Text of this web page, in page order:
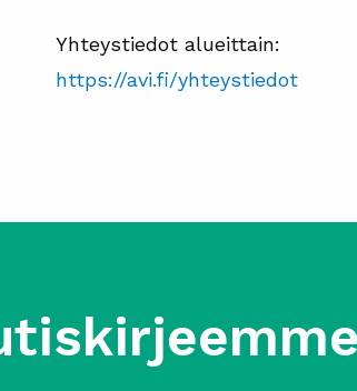
Yhteystiedot alueittain:
https://avi.fi/yhteystiedot